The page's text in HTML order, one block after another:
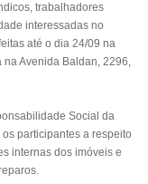
trabalhadores
interessadas no
até o dia 24/09 na
Avenida Baldan, 2296,
Social da
participantes a respeito
internas dos imóveis e